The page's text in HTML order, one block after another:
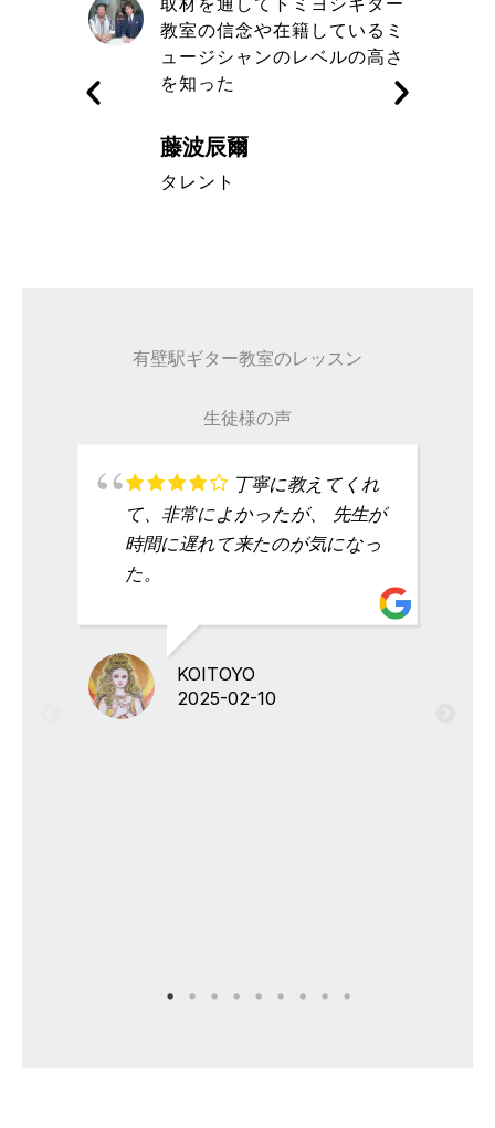
教室の信念や在籍しているミ
ュージシャンのレベルの高さ
を知った
藤波辰爾
タレント
有壁駅ギター教室のレッスン
生徒様の声
丁寧に教えてくれ
て、非常によかったが、 先生が
時間に遅れて来たのが気になっ
た。
KOITOYO
2025-02-10